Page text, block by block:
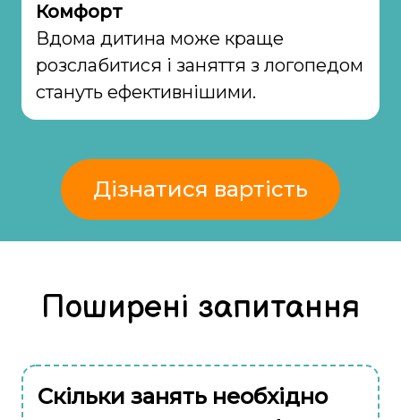
Комфорт
Вдома дитина може краще
розслабитися і заняття з логопедом
стануть ефективнішими.
Дізнатися вартість
Поширені запитання
Скільки занять необхідно